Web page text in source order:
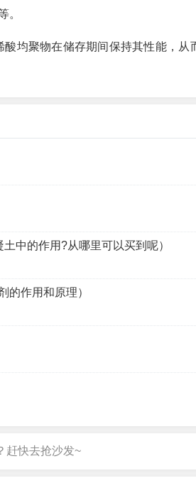
。
均聚物在储存期间保持其性能，从
中的作用?从哪里可以买到呢）
的作用和原理）